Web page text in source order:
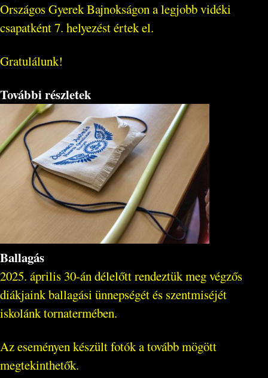
Országos Gyerek Bajnokságon a legjobb vidéki
csapatként 7. helyezést értek el.
Gratulálunk!
További részletek
Ballagás
2025. április 30-án délelőtt rendeztük meg végzős
diákjaink ballagási ünnepségét és szentmiséjét
iskolánk tornatermében.
Az eseményen készült fotók a tovább mögött
megtekinthetők.